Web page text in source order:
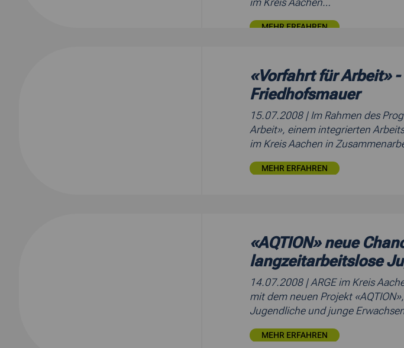
im Kreis Aachen…
MEHR ERFAHREN
«Vorfahrt für Arbeit»
Friedhofsmauer
15.07.2008 | Im Rahmen des
Arbeit», einem integrierten
im Kreis Aachen in
MEHR ERFAHREN
«AQTION» neue
langzeitarbeitslose
14.07.2008 | ARGE im Kreis
mit dem neuen Projekt
Jugendliche und junge
MEHR ERFAHREN